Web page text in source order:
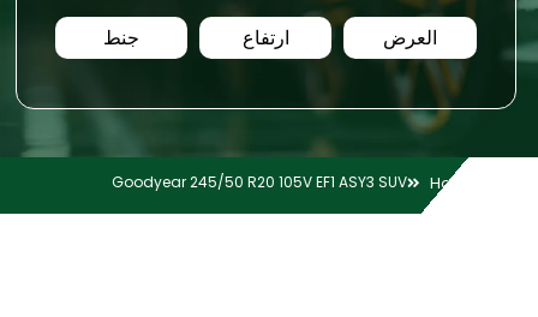
العرض ارتفاع جنط
Home
Goodyear 245/50 R20 105V EF1 ASY3 SUV